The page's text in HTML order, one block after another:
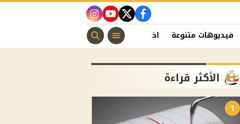
facebook
twitter
youtube
instagram
فيديوهات متنوعة اخبار الفن منوعات مسيحية
الأكثر قراءة
1